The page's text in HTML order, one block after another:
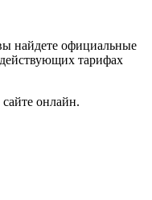
найдете официальные
тарифах
онлайн.